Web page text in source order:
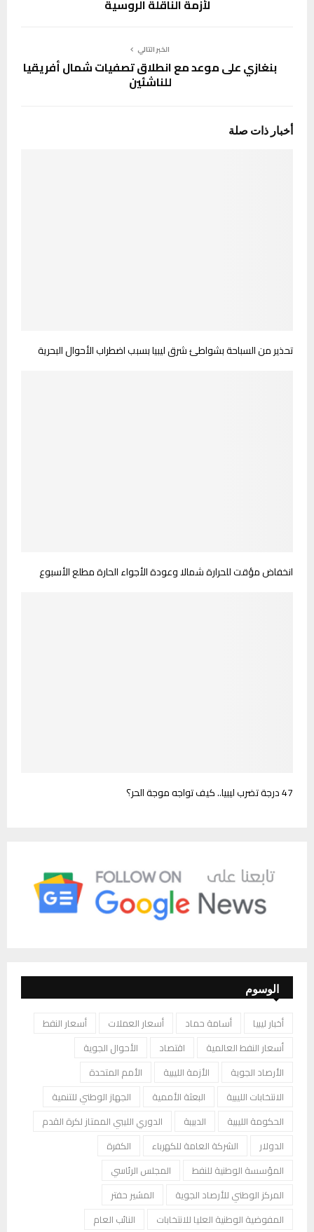
لأزمة الناقلة الروسية
الخبر التالي
بنغازي على موعد مع انطلاق تصفيات شمال أفريقيا
للناشئين
أخبار ذات صلة
تحذير من السباحة بشواطئ شرق ليبيا بسبب اضطراب الأحوال البحرية
انخفاض مؤقت للحرارة شمالا وعودة الأجواء الحارة مطلع الأسبوع
47 درجة تضرب ليبيا.. كيف تواجه موجة الحر؟
الوسوم
أخبار ليبيا أسامة حماد أسعار العملات
أسعار النفط
أسعار النفط العالمية
اقتصاد
الأحوال الجوية
الأرصاد الجوية
الأزمة الليبية
الأمم المتحدة
الانتخابات الليبية
البعثة الأممية
الجهاز الوطني للتنمية
الحكومة الليبية
الدبيبة
الدوري الليبي الممتاز لكرة القدم
الدولار
الشركة العامة للكهرباء
الكفرة
المؤسسة الوطنية للنفط
المجلس الرئاسي
المركز الوطني للأرصاد الجوية
المشير حفتر
المفوضية الوطنية العليا للانتخابات
النائب العام